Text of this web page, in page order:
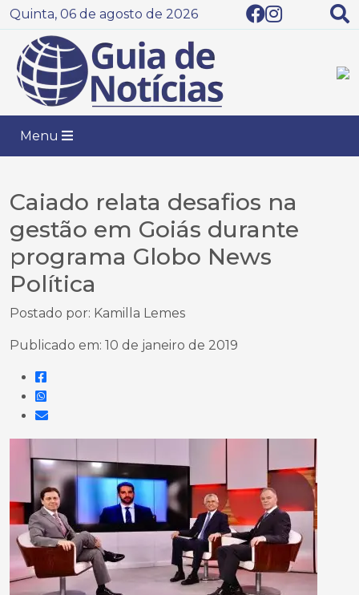
Quinta, 06 de agosto de 2026
Menu
Caiado relata desafios na
gestão em Goiás durante
programa Globo News
Política
Postado por: Kamilla Lemes
Publicado em: 10 de janeiro de 2019